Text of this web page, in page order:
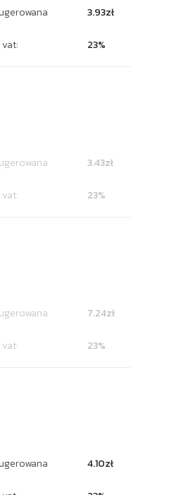
3.93zł
23%
3.43zł
23%
7.24zł
23%
4.10zł